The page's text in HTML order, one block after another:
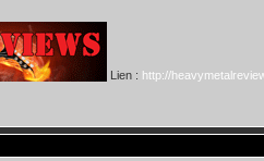
Lien : http://